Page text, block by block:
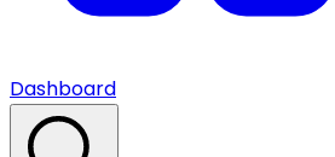
Dashboard